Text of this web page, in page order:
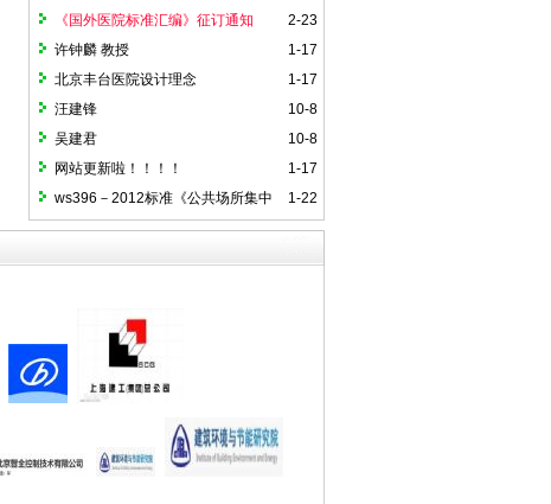
分析
2-23
《国外医院标准汇编》征订通知
1-17
许钟麟 教授
1-17
北京丰台医院设计理念
10-8
汪建锋
10-8
吴建君
1-17
网站更新啦！！！！
1-22
ws396－2012标准《公共场所集中
空调通风系统清洗规范》